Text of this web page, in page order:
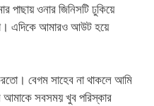
পাছায় ওনার জিনিসটি ঢুকিয়ে
এদিকে আমারও আউট হয়ে
বেগম সাহেব না থাকলে আমি
আমাকে সবসময় খুব পরিস্কার